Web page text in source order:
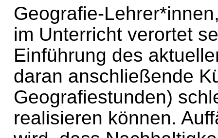
Geografie-
im Unterricht verortet
Einführung des
daran anschließende
Geografiestunden)
realisieren können.